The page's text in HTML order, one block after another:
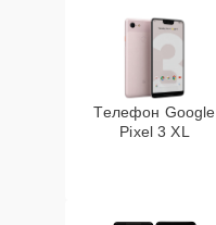
Телефон Google
Pixel 3 XL